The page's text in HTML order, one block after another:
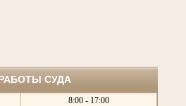
СУДА
8:00 - 17:00